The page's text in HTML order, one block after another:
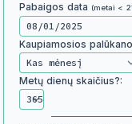
Pabaigos data (metai <
Kaupiamosios
Metų dienų skaičius?: